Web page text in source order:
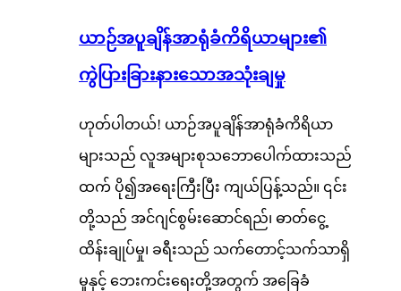
ယာဉ်အပူချိန်အာရုံခံကိရိယာများ၏
ကွဲပြားခြားနားသောအသုံးချမှု
ဟုတ်ပါတယ်! ယာဉ်အပူချိန်အာရုံခံကိရိယာ
များသည် လူအများစုသဘောပေါက်ထားသည်
ထက် ပို၍အရေးကြီးပြီး ကျယ်ပြန့်သည်။ ၎င်း
တို့သည် အင်ဂျင်စွမ်းဆောင်ရည်၊ ဓာတ်ငွေ့
ထိန်းချုပ်မှု၊ ခရီးသည် သက်တောင့်သက်သာရှိ
မှုနှင့် ဘေးကင်းရေးတို့အတွက် အခြေခံ